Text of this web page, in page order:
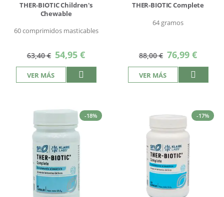
THER-BIOTIC Children's
Chewable
60 comprimidos masticables
63,40 € Precio
especial
54,95 €
VER MÁS
THER-BIOTIC Complete
64 gramos
88,00 € Precio
especial
76,99 €
VER MÁS
-18% -17%